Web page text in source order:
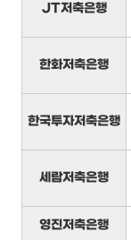
JT저축은행
한화저축은행
한국투자저축은행
세람저축은행
영진저축은행